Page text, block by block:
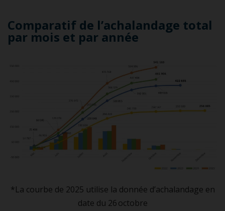
Comparatif de l’achalandage total
par mois et par année
*La courbe de 2025 utilise la donnée d’achalandage en
date du 26 octobre